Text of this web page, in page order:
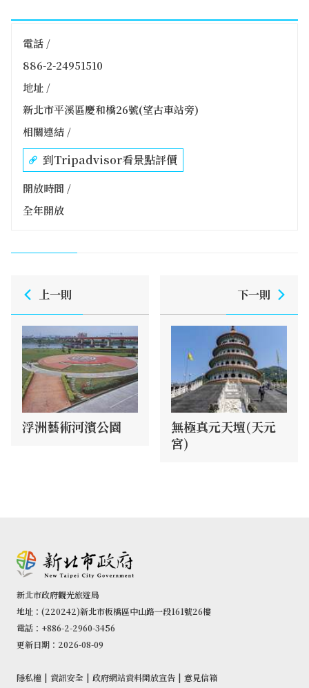
電話 /
886-2-24951510
地址 /
新北市平溪區慶和橋26號(望古車站旁)
相關連結 /
到Tripadvisor看景點評價
開放時間 /
全年開放
上一則
浮洲藝術河濱公園
下一則
無極真元天壇(天元
宮)
新北市政府觀光旅遊局
地址：(220242)新北市板橋區中山路一段161號26樓
電話：+886-2-2960-3456
更新日期：2026-08-09
隱私權 | 資訊安全 | 政府網站資料開放宣告 | 意見信箱